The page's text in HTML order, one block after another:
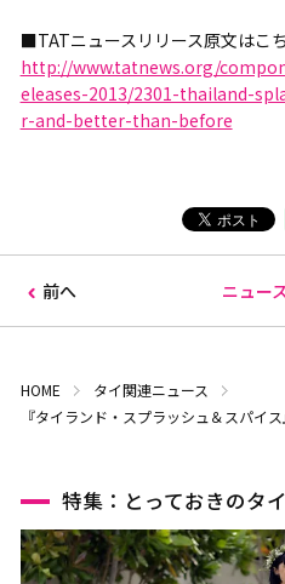
■TATニュースリリース原文はこ
http://www.tatnews.org/
eleases-2013/2301-thailand-
r-and-better-than-before
前へ ニュー
HOME
タイ関連ニュース
『タイランド・スプラッシュ＆スパイ
特集：とっておきのタ